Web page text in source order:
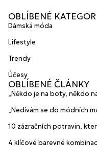
OBLÍBENÉ
Dámská móda
Lifestyle
Trendy
Účesy
OBLÍBENÉ ČLÁNKY
„Někdo je na boty, někdo
HANAJANA Swimwear
„Nedívám se do módních
10 zázračních potravin,
4 klíčové barevné